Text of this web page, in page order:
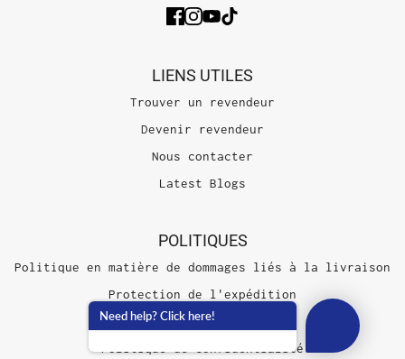
LIENS UTILES
Trouver un revendeur
Devenir revendeur
Nous contacter
Latest Blogs
POLITIQUES
Politique en matière de dommages liés à la livraison
Protection de l'expédition
Conditions d'utilisation
Politique de confidentialité
Need help? Click here!